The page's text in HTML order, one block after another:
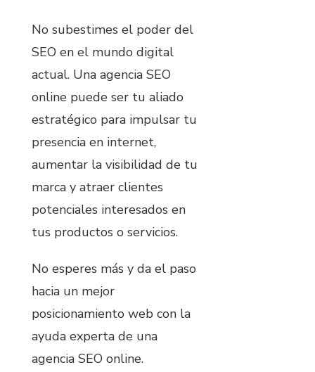
No subestimes el poder del
SEO en el mundo digital
actual. Una agencia SEO
online puede ser tu aliado
estratégico para impulsar tu
presencia en internet,
aumentar la visibilidad de tu
marca y atraer clientes
potenciales interesados en
tus productos o servicios.
No esperes más y da el paso
hacia un mejor
posicionamiento web con la
ayuda experta de una
agencia SEO online.